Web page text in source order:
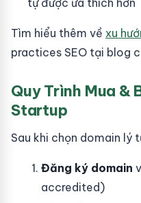
tự được ưa thích hơn
Tìm hiểu thêm về xu
practices SEO tại blog
Quy Trình Mua &
Startup
Sau khi chọn domain lý
Đăng ký domain
accredited)